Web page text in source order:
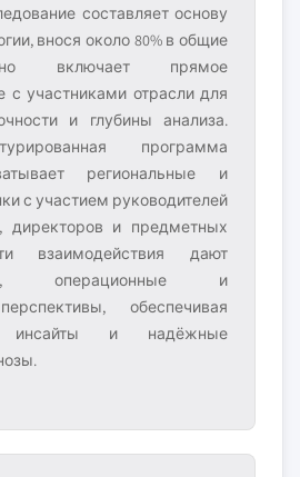
составляет основу
внося около 80% в общие
включает прямое
с участниками отрасли для
и глубины анализа.
программа
региональные и
с участием руководителей
директоров и предметных
взаимодействия дают
операционные и
обеспечивая
инсайты и надёжные